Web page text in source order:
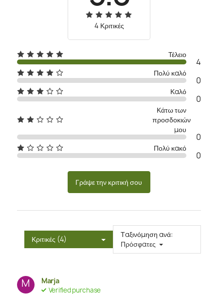
4 Κριτικές
Τέλειο
4
Πολύ καλό
0
Καλό
0
Κάτω των
προσδοκιών
μου
0
Πολύ κακό
0
Γράψε την κριτική σου
Κριτικές (4)
Ταξινόμηση ανά:
Πρόσφατες
M Marja
Verified purchase